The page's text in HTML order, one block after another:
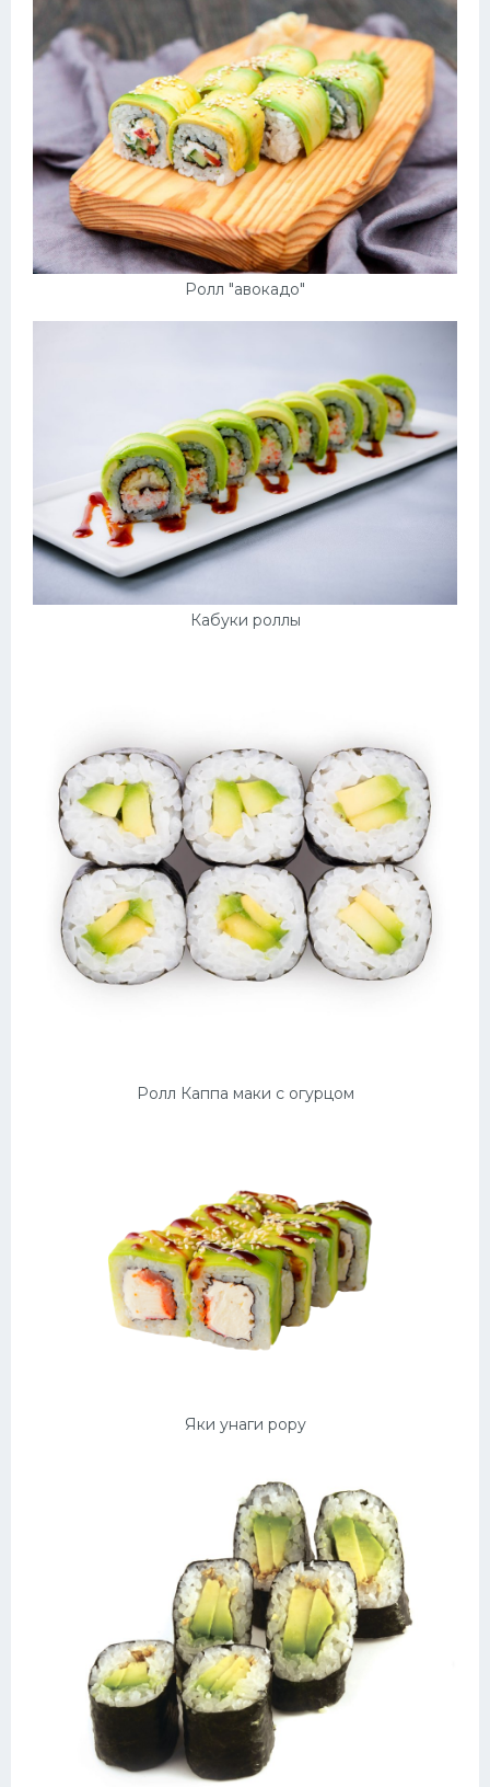
Ролл "авокадо"
Кабуки роллы
Ролл Каппа маки с огурцом
Яки унаги рору